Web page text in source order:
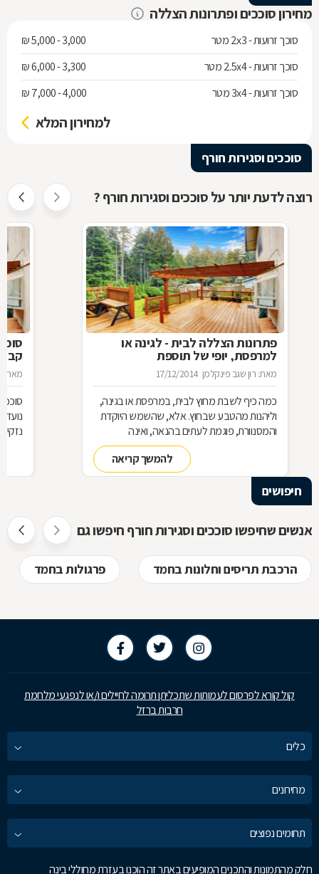
מחירון סוככים ופתרונות הצללה
סוכך זרועות - 2x3 מטר
3,000 - 5,000 ₪
סוכך זרועות - 2.5x4 מטר
3,300 - 6,000 ₪
סוכך זרועות - 3x4 מטר
4,000 - 7,000 ₪
למחירון המלא
סוככים וסגירות חורף
רוצה לדעת יותר על סוככים וסגירות חורף ?
פתרונות הצללה לבית - לגינה או
למרפסת, יופי של תוספת
מאת: רון שגב פינקלמן 17/12/2014
כמה כיף לשבת מחוץ לבית, במרפסת או בגינה,
וליהנות מהטבע שבחוץ. אלא, שהשמש היוקדת
והמסנוורת, פוגמת לעתים בהנאה, ואינה
מאפשרת להתמסר לתענוג. לשם כך בדיוק פותחו
סוגים שונים של פתרונות הצללה למרפסת, לגינה
או לבית, וכדי לדעת מהו הפתרון המתאים לכם
ביותר - מרקיזה, סוכך ואולי פרגולה ? מומלץ
להכיר את האפשרויות השונות, וללמוד על חומרי
לבחירתכם
להמשך קריאה
מאת:
חיפושים
אנשים שחיפשו סוככים וסגירות חורף חיפשו גם
הרכבת תריסים וחלונות בחמד פרגולות בחמד
קול קורא לפרסום לעמותות שתכליתן תרומה לחיילים ו/או לנפגעי מלחמת
חרבות ברזל
כלים
מחירונים
תחומים נפוצים
חלק מהתמונות והתכנים המופיעים באתר זה הוכנו בעזרת מחוללי בינה